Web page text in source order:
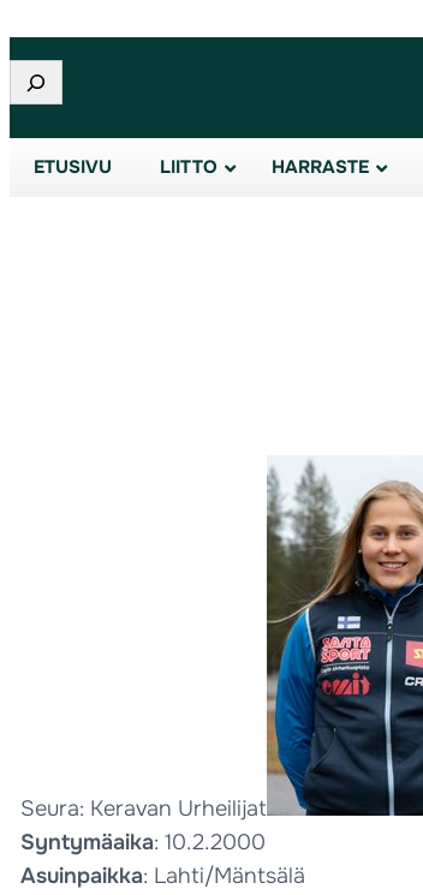
Etsi
ETUSIVU LIITTO HARRASTE
Seura: Keravan Urheilijat
Syntymäaika: 10.2.2000
Asuinpaikka: Lahti/Mäntsälä